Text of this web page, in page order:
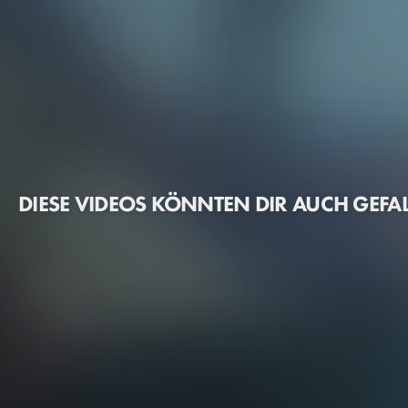
DIESE VIDEOS KÖNNTEN DIR AUCH